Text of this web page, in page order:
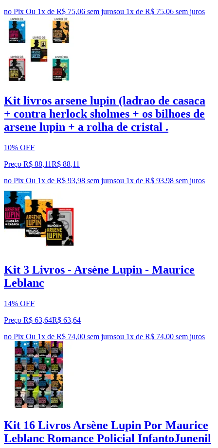
no Pix Ou 1x de R$ 75,06 sem jurosou 1x de R$ 75,06 sem juros
Kit livros arsene lupin (ladrao de casaca
+ contra herlock sholmes + os bilhoes de
arsene lupin + a rolha de cristal .
10% OFF
Preço R$ 88,11R$ 88,11
no Pix Ou 1x de R$ 93,98 sem jurosou 1x de R$ 93,98 sem juros
Kit 3 Livros - Arsène Lupin - Maurice
Leblanc
14% OFF
Preço R$ 63,64R$ 63,64
no Pix Ou 1x de R$ 74,00 sem jurosou 1x de R$ 74,00 sem juros
Kit 16 Livros Arsène Lupin Por Maurice
Leblanc Romance Policial InfantoJunenil